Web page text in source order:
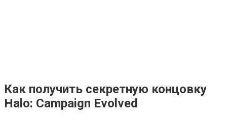
Как получить секретную концовку
Halo: Campaign Evolved